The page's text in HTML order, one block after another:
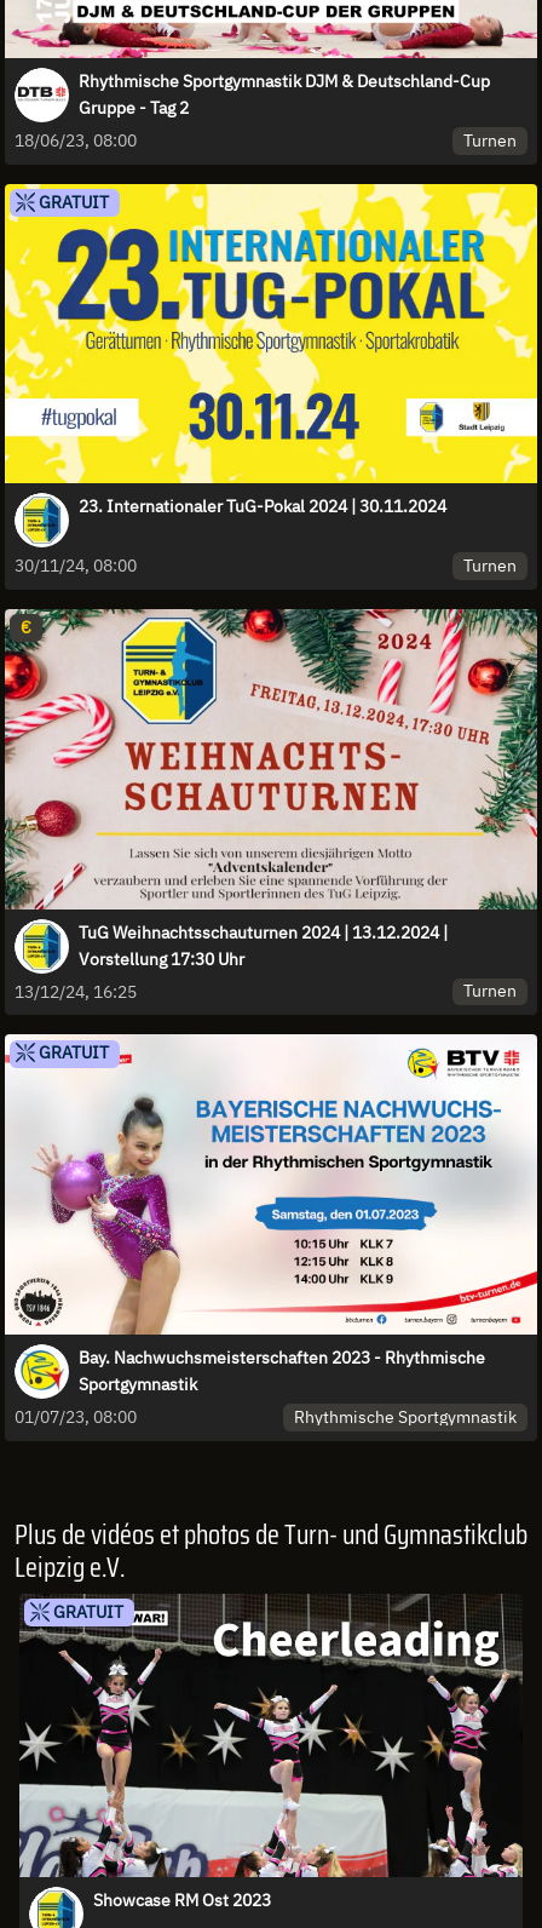
Rhythmische Sportgymnastik DJM & Deutschland-Cup
Gruppe - Tag 2
18/06/23, 08:00
Turnen
GRATUIT
23. Internationaler TuG-Pokal 2024 | 30.11.2024
30/11/24, 08:00 Turnen
€
TuG Weihnachtsschauturnen 2024 | 13.12.2024 |
Vorstellung 17:30 Uhr
13/12/24, 16:25
Turnen
GRATUIT
Bay. Nachwuchsmeisterschaften 2023 - Rhythmische
Sportgymnastik
01/07/23, 08:00
Rhythmische Sportgymnastik
Plus de vidéos et photos de Turn- und Gymnastikclub
Leipzig e.V.
GRATUIT
Showcase RM Ost 2023